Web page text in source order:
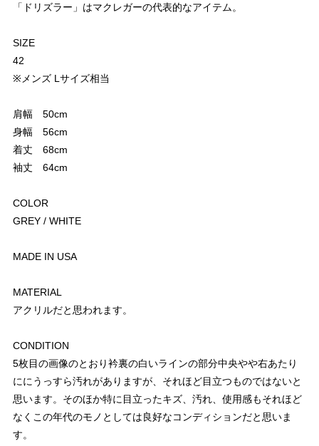
「ドリズラー」はマクレガーの代表的なアイテム。
SIZE
42
※メンズ Lサイズ相当
肩幅 50cm
身幅 56cm
着丈 68cm
袖丈 64cm
COLOR
GREY / WHITE
MADE IN USA
MATERIAL
アクリルだと思われます。
CONDITION
5枚目の画像のとおり衿裏の白いラインの部分中央やや右あたり
ににうっすら汚れがありますが、それほど目立つものではないと
思います。そのほか特に目立ったキズ、汚れ、使用感もそれほど
なくこの年代のモノとしては良好なコンディションだと思いま
す。